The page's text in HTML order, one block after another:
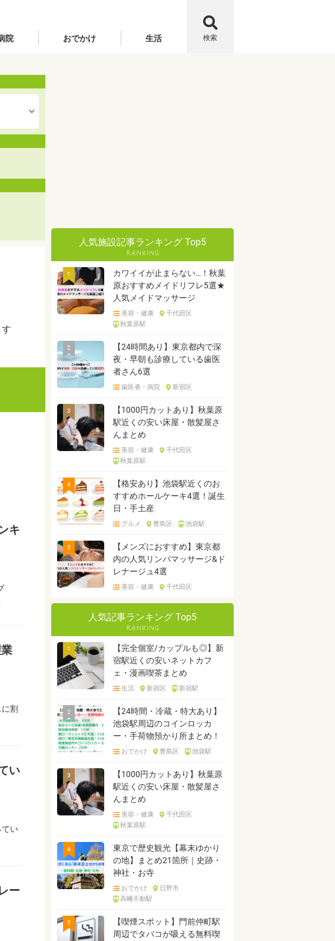
院 おでかけ 生活 検索
キ
割
い
てい
ー
人気施設記事ランキング Top5
1
カワイイが止まらない…！秋葉
原おすすめメイドリフレ5選★
人気メイドマッサージ
美容・健康
千代田区
秋葉原駅
2
【24時間あり】東京都内で深
夜・早朝も診療している歯医
者さん6選
歯医者・病院 新宿区
3
【1000円カットあり】秋葉原
駅近くの安い床屋・散髪屋さ
んまとめ
美容・健康
千代田区
秋葉原駅
4
【格安あり】池袋駅近くのお
すすめホールケーキ4選！誕生
日・手土産
グルメ 豊島区 池袋駅
5
【メンズにおすすめ】東京都
内の人気リンパマッサージ&ド
レナージュ4選
美容・健康 千代田区
人気記事ランキング Top5
1
【完全個室/カップルも◎】新
宿駅近くの安いネットカフ
ェ・漫画喫茶まとめ
生活 新宿区 新宿駅
2
【24時間・冷蔵・特大あり】
池袋駅周辺のコインロッカ
ー・手荷物預かり所まとめ！
おでかけ 豊島区 池袋駅
3
【1000円カットあり】秋葉原
駅近くの安い床屋・散髪屋さ
んまとめ
美容・健康
千代田区
秋葉原駅
4
東京で歴史観光【幕末ゆかり
の地】まとめ21箇所｜史跡・
神社・お寺
おでかけ
日野市
高幡不動駅
5
【喫煙スポット】門前仲町駅
周辺でタバコが吸える無料喫